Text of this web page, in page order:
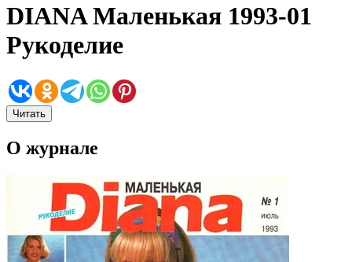
DIANA Маленькая 1993-01
Рукоделие
Читать
О журнале